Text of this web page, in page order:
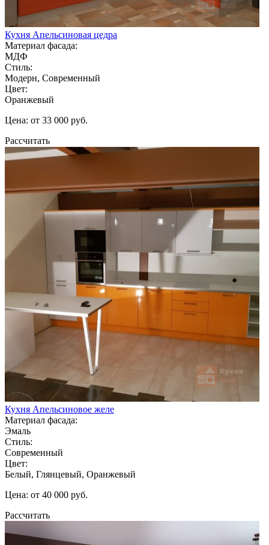
Кухня Апельсиновая цедра
Материал фасада:
МДФ
Стиль:
Модерн, Современный
Цвет:
Оранжевый
Цена: от 33 000 руб.
Рассчитать
Кухня Апельсиновое желе
Материал фасада:
Эмаль
Стиль:
Современный
Цвет:
Белый, Глянцевый, Оранжевый
Цена: от 40 000 руб.
Рассчитать